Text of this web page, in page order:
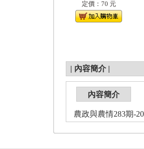
定價：70 元
| 內容簡介 |
內容簡介
農政與農情283期-